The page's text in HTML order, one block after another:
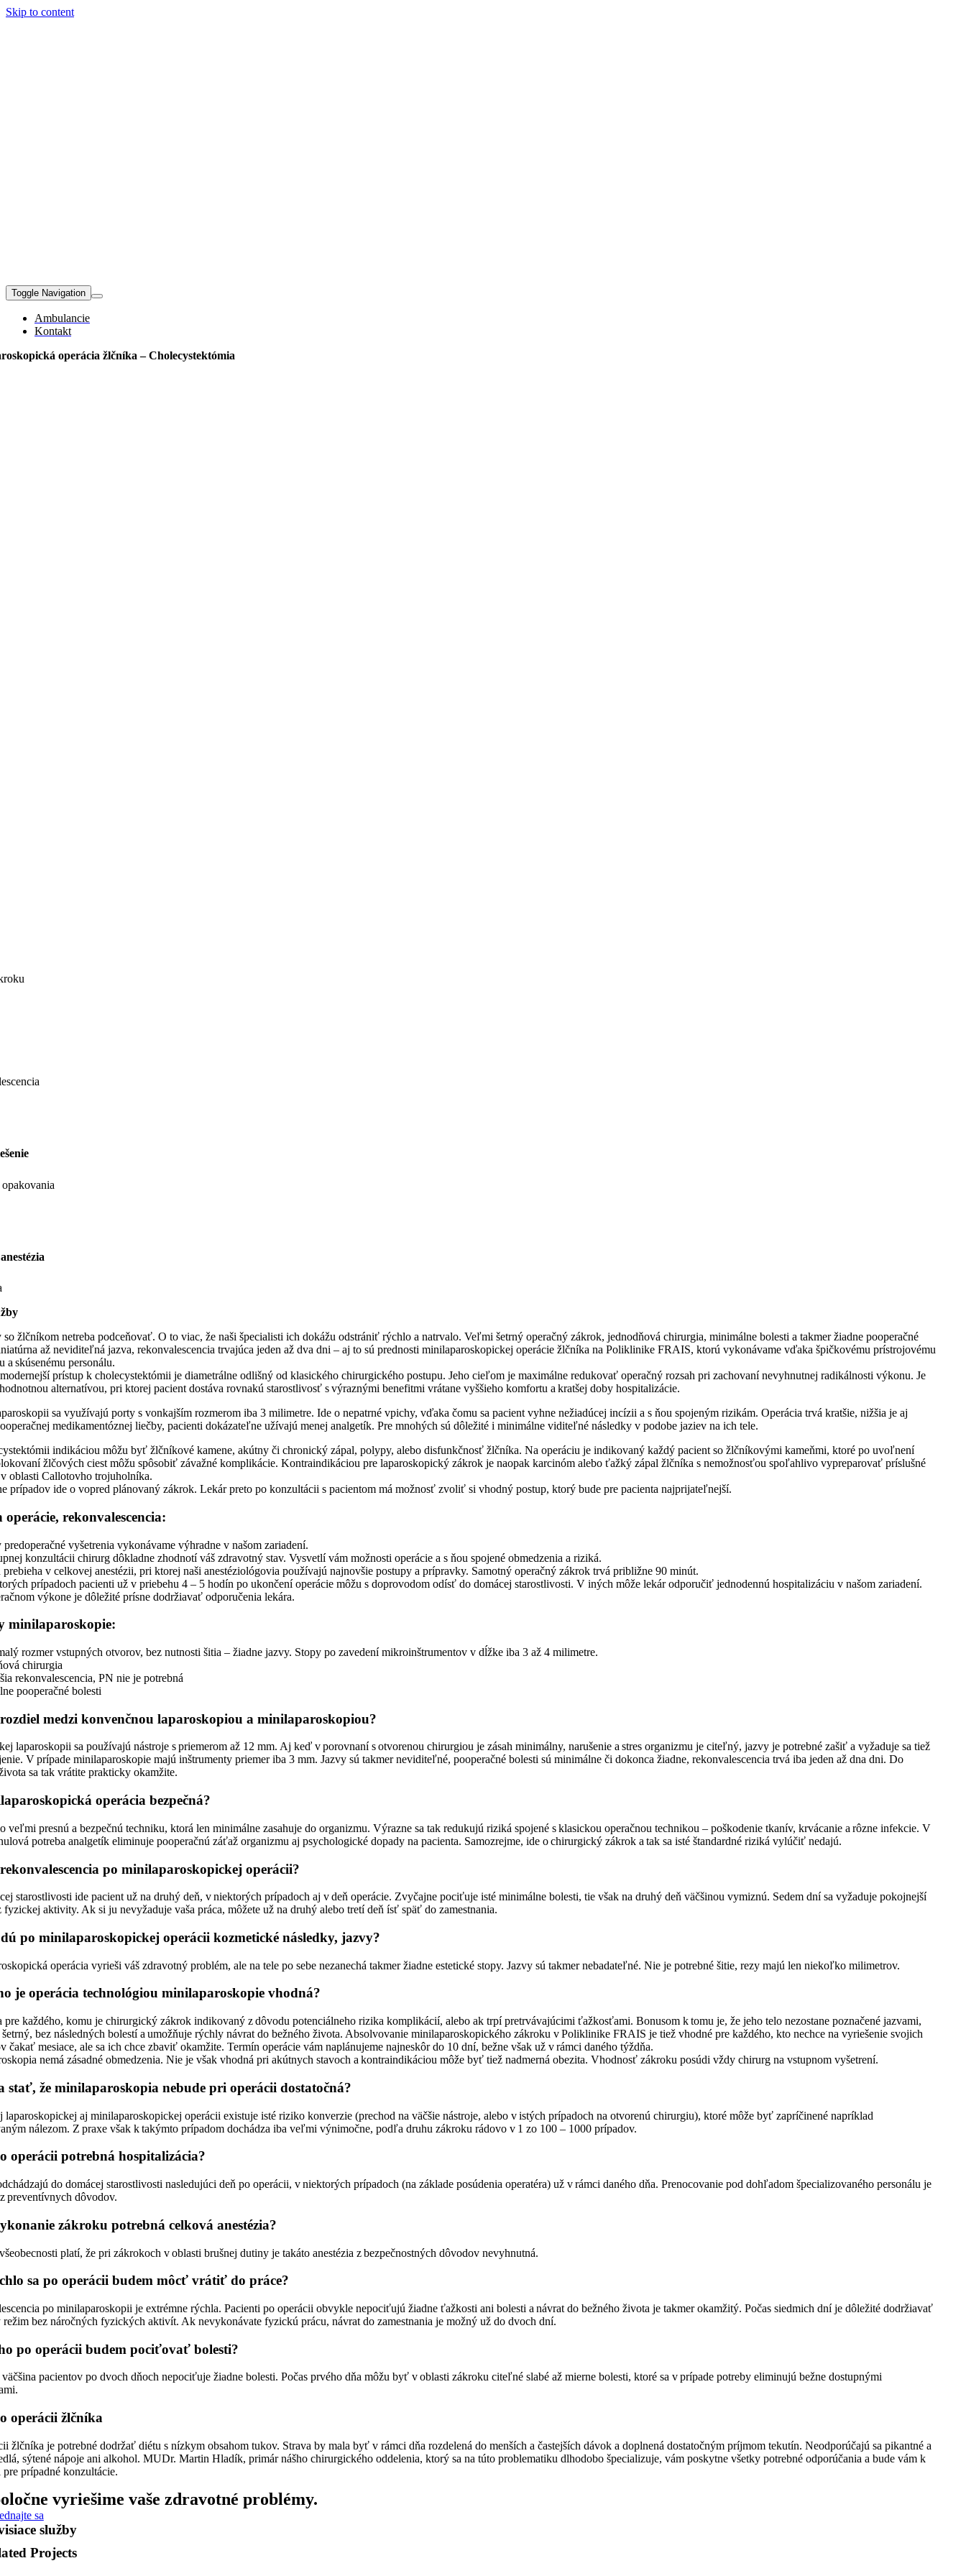
Skip to content
Toggle Navigation
Ambulancie
Kontakt
operácia žlčníka – Cholecystektómia
so žlčníkom netreba podceňovať. O to viac, že naši špecialisti ich dokážu odstrániť rýchlo a natrvalo. Veľmi šetrný operačný zákrok, jednodňová chirurgia, minimálne bolesti a takmer žiadne pooperačné
až neviditeľná jazva, rekonvalescencia trvajúca jeden až dva dni – aj to sú prednosti minilaparoskopickej operácie žlčníka na Poliklinike FRAIS, ktorú vykonávame vďaka špičkovému prístrojovému
a skúsenému personálu.
prístup k cholecystektómii je diametrálne odlišný od klasického chirurgického postupu. Jeho cieľom je maximálne redukovať operačný rozsah pri zachovaní nevyhnutnej radikálnosti výkonu. Je
alternatívou, pri ktorej pacient dostáva rovnakú starostlivosť s výraznými benefitmi vrátane vyššieho komfortu a kratšej doby hospitalizácie.
sa využívajú porty s vonkajším rozmerom iba 3 milimetre. Ide o nepatrné vpichy, vďaka čomu sa pacient vyhne nežiadúcej incízii a s ňou spojeným rizikám. Operácia trvá kratšie, nižšia je aj
medikamentóznej liečby, pacienti dokázateľne užívajú menej analgetík. Pre mnohých sú dôležité i minimálne viditeľné následky v podobe jaziev na ich tele.
indikáciou môžu byť žlčníkové kamene, akútny či chronický zápal, polypy, alebo disfunkčnosť žlčníka. Na operáciu je indikovaný každý pacient so žlčníkovými kameňmi, ktoré po uvoľnení
žlčových ciest môžu spôsobiť závažné komplikácie. Kontraindikáciou pre laparoskopický zákrok je naopak karcinóm alebo ťažký zápal žlčníka s nemožnosťou spoľahlivo vypreparovať príslušné
oblasti Callotovho trojuholníka.
prípadov ide o vopred plánovaný zákrok. Lekár preto po konzultácii s pacientom má možnosť zvoliť si vhodný postup, ktorý bude pre pacienta najprijateľnejší.
operácie, rekonvalescencia:
vyšetrenia vykonávame výhradne v našom zariadení.
konzultácii chirurg dôkladne zhodnotí váš zdravotný stav. Vysvetlí vám možnosti operácie a s ňou spojené obmedzenia a riziká.
v celkovej anestézii, pri ktorej naši anestéziológovia používajú najnovšie postupy a prípravky. Samotný operačný zákrok trvá približne 90 minút.
prípadoch pacienti už v priebehu 4 – 5 hodín po ukončení operácie môžu s doprovodom odísť do domácej starostlivosti. V iných môže lekár odporučiť jednodennú hospitalizáciu v našom zariadení.
výkone je dôležité prísne dodržiavať odporučenia lekára.
minilaparoskopie:
rozmer vstupných otvorov, bez nutnosti šitia – žiadne jazvy. Stopy po zavedení mikroinštrumentov v dĺžke iba 3 až 4 milimetre.
chirurgia
rekonvalescencia, PN nie je potrebná
pooperačné bolesti
medzi konvenčnou laparoskopiou a minilaparoskopiou?
laparoskopii sa používajú nástroje s priemerom až 12 mm. Aj keď v porovnaní s otvorenou chirurgiou je zásah minimálny, narušenie a stres organizmu je citeľný, jazvy je potrebné zašiť a vyžaduje sa tiež
V prípade minilaparoskopie majú inštrumenty priemer iba 3 mm. Jazvy sú takmer neviditeľné, pooperačné bolesti sú minimálne či dokonca žiadne, rekonvalescencia trvá iba jeden až dna dni. Do
sa tak vrátite prakticky okamžite.
operácia bezpečná?
veľmi presnú a bezpečnú techniku, ktorá len minimálne zasahuje do organizmu. Výrazne sa tak redukujú riziká spojené s klasickou operačnou technikou – poškodenie tkanív, krvácanie a rôzne infekcie. V
potreba analgetík eliminuje pooperačnú záťaž organizmu aj psychologické dopady na pacienta. Samozrejme, ide o chirurgický zákrok a tak sa isté štandardné riziká vylúčiť nedajú.
po minilaparoskopickej operácii?
starostlivosti ide pacient už na druhý deň, v niektorých prípadoch aj v deň operácie. Zvyčajne pociťuje isté minimálne bolesti, tie však na druhý deň väčšinou vymiznú. Sedem dní sa vyžaduje pokojnejší
fyzickej aktivity. Ak si ju nevyžaduje vaša práca, môžete už na druhý alebo tretí deň ísť späť do zamestnania.
po minilaparoskopickej operácii kozmetické následky, jazvy?
operácia vyrieši váš zdravotný problém, ale na tele po sebe nezanechá takmer žiadne estetické stopy. Jazvy sú takmer nebadateľné. Nie je potrebné šitie, rezy majú len niekoľko milimetrov.
je operácia technológiou minilaparoskopie vhodná?
pre každého, komu je chirurgický zákrok indikovaný z dôvodu potenciálneho rizika komplikácií, alebo ak trpí pretrvávajúcimi ťažkosťami. Bonusom k tomu je, že jeho telo nezostane poznačené jazvami,
bez následných bolestí a umožňuje rýchly návrat do bežného života. Absolvovanie minilaparoskopického zákroku v Poliklinike FRAIS je tiež vhodné pre každého, kto nechce na vyriešenie svojich
čakať mesiace, ale sa ich chce zbaviť okamžite. Termín operácie vám naplánujeme najneskôr do 10 dní, bežne však už v rámci daného týždňa.
nemá zásadné obmedzenia. Nie je však vhodná pri akútnych stavoch a kontraindikáciou môže byť tiež nadmerná obezita. Vhodnosť zákroku posúdi vždy chirurg na vstupnom vyšetrení.
stať, že minilaparoskopia nebude pri operácii dostatočná?
laparoskopickej aj minilaparoskopickej operácii existuje isté riziko konverzie (prechod na väčšie nástroje, alebo v istých prípadoch na otvorenú chirurgiu), ktoré môže byť zapríčinené napríklad
nálezom. Z praxe však k takýmto prípadom dochádza iba veľmi výnimočne, podľa druhu zákroku rádovo v 1 zo 100 – 1000 prípadov.
operácii potrebná hospitalizácia?
do domácej starostlivosti nasledujúci deň po operácii, v niektorých prípadoch (na základe posúdenia operatéra) už v rámci daného dňa. Prenocovanie pod dohľadom špecializovaného personálu je
preventívnych dôvodov.
zákroku potrebná celková anestézia?
platí, že pri zákrokoch v oblasti brušnej dutiny je takáto anestézia z bezpečnostných dôvodov nevyhnutná.
sa po operácii budem môcť vrátiť do práce?
po minilaparoskopii je extrémne rýchla. Pacienti po operácii obvykle nepociťujú žiadne ťažkosti ani bolesti a návrat do bežného života je takmer okamžitý. Počas siedmich dní je dôležité dodržiavať
bez náročných fyzických aktivít. Ak nevykonávate fyzickú prácu, návrat do zamestnania je možný už do dvoch dní.
po operácii budem pociťovať bolesti?
väčšina pacientov po dvoch dňoch nepociťuje žiadne bolesti. Počas prvého dňa môžu byť v oblasti zákroku citeľné slabé až mierne bolesti, ktoré sa v prípade potreby eliminujú bežne dostupnými
operácii žlčníka
žlčníka je potrebné dodržať diétu s nízkym obsahom tukov. Strava by mala byť v rámci dňa rozdelená do menších a častejších dávok a doplnená dostatočným príjmom tekutín. Neodporúčajú sa pikantné a
sýtené nápoje ani alkohol. MUDr. Martin Hladík, primár nášho chirurgického oddelenia, ktorý sa na túto problematiku dlhodobo špecializuje, vám poskytne všetky potrebné odporúčania a bude vám k
prípadné konzultácie.
vyriešime vaše zdravotné problémy.
sa
služby
Projects